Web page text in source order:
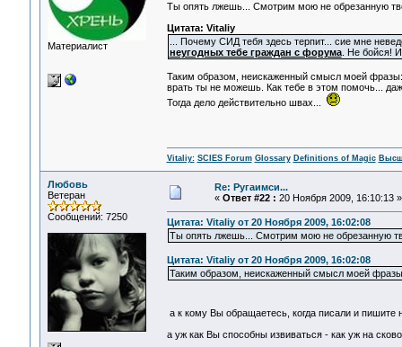
Материалист
Ты опять лжешь... Смотрим мою не обрезанную
Цитата: Vitaliy
... Почему СИД тебя здесь терпит... сие мне
неугодных тебе граждан с форума. Не бойся!
Таким образом, неискаженный смысл моей
врать ты не можешь. Как тебе в этом помочь...
Тогда дело действительно швах...
Vitaliy: SCIES Forum Glossary Definitions of Magic
Любовь
Ветеран
Сообщений: 7250
Re: Ругаимси...
« Ответ #22 : 20 Ноября 2009, 16:10:13 »
Цитата: Vitaliy от 20 Ноября 2009, 16:02:08
Ты опять лжешь... Смотрим мою не обрезанную
Цитата: Vitaliy от 20 Ноября 2009, 16:02:08
Таким образом, неискаженный смысл моей
а к кому Вы обращаетесь, когда писали и
а уж как Вы способны извиваться - как уж на